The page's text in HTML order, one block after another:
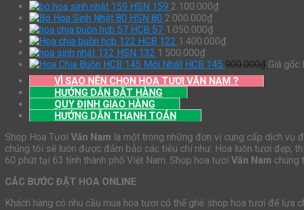
HSN 159 2.100.000₫
HSN 80 2.000.000₫
HCB 57 1.050.000₫
HCB 122 1.400.000₫
HSN 132 1.500.000₫
HCB 145 900.000₫ Giá gốc
VÌ SAO NÊN CHỌN HOA TƯƠI VĂN NAM ?
HƯỚNG DẪN ĐẶT HÀNG
QUY ĐỊNH GIAO HÀNG
HƯỚNG DẪN THANH TOÁN
Shop Hoa Tươi Văn Nam là một trong những đơn vị cung cấp dịch vụ
chúng tôi sẽ luôn được đảm bảo các tiêu chí như: Hoa luôn tươi đẹp,
60 phút tại 63 tỉnh thành phố Việt Nam. Shop hoa tươi Văn Nam chúng
CÁC BƯỚC ĐẶT HOA ONLINE
Khách hàng có nhu cầu mua hoa tươi có thể ghé shop hoa tươi để